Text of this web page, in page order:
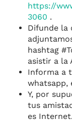
https://
3060 .
Difunde la
hashtag
asistir a la
Informa a
whatsapp,
Y, por
tus
es Internet.